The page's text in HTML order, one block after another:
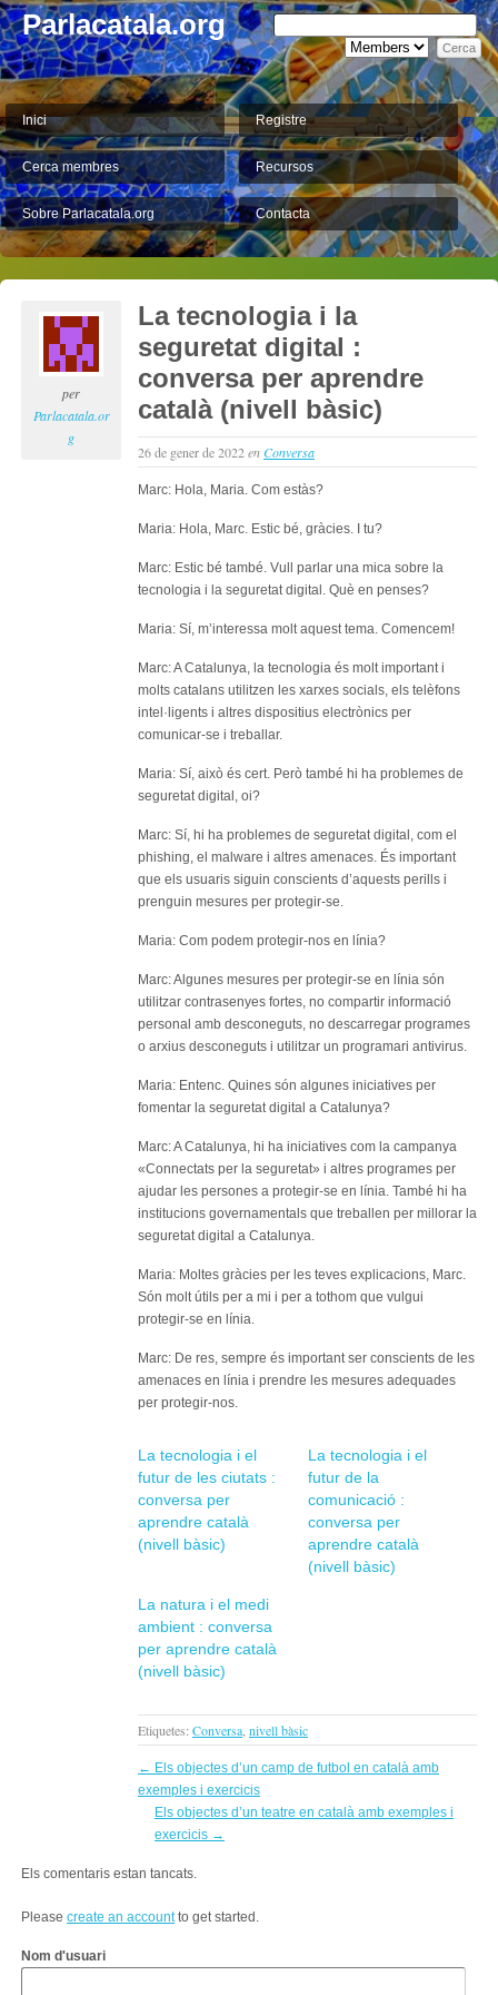
Parlacatala.org
Inici Registre
Cerca membres Recursos
Sobre Parlacatala.org Contacta
per
Parlacatala.or
g
La tecnologia i la
seguretat digital :
conversa per aprendre
català (nivell bàsic)
26 de gener de 2022enConversa
Marc: Hola, Maria. Com estàs?
Maria: Hola, Marc. Estic bé, gràcies. I tu?
Marc: Estic bé també. Vull parlar una mica sobre la
tecnologia i la seguretat digital. Què en penses?
Maria: Sí, m’interessa molt aquest tema. Comencem!
Marc: A Catalunya, la tecnologia és molt important i
molts catalans utilitzen les xarxes socials, els telèfons
intel·ligents i altres dispositius electrònics per
comunicar-se i treballar.
Maria: Sí, això és cert. Però també hi ha problemes de
seguretat digital, oi?
Marc: Sí, hi ha problemes de seguretat digital, com el
phishing, el malware i altres amenaces. És important
que els usuaris siguin conscients d’aquests perills i
prenguin mesures per protegir-se.
Maria: Com podem protegir-nos en línia?
Marc: Algunes mesures per protegir-se en línia són
utilitzar contrasenyes fortes, no compartir informació
personal amb desconeguts, no descarregar programes
o arxius desconeguts i utilitzar un programari antivirus.
Maria: Entenc. Quines són algunes iniciatives per
fomentar la seguretat digital a Catalunya?
Marc: A Catalunya, hi ha iniciatives com la campanya
«Connectats per la seguretat» i altres programes per
ajudar les persones a protegir-se en línia. També hi ha
institucions governamentals que treballen per millorar la
seguretat digital a Catalunya.
Maria: Moltes gràcies per les teves explicacions, Marc.
Són molt útils per a mi i per a tothom que vulgui
protegir-se en línia.
Marc: De res, sempre és important ser conscients de les
amenaces en línia i prendre les mesures adequades
per protegir-nos.
La tecnologia i el
futur de les ciutats :
conversa per
aprendre català
(nivell bàsic)
La tecnologia i el
futur de la
comunicació :
conversa per
aprendre català
(nivell bàsic)
La natura i el medi
ambient : conversa
per aprendre català
(nivell bàsic)
Etiquetes: Conversa nivell bàsic
← Els objectes d’un camp de futbol en català amb
exemples i exercicis
Els objectes d’un teatre en català amb exemples i
exercicis →
Els comentaris estan tancats.
Please create an accountto get started.
Nom d'usuari